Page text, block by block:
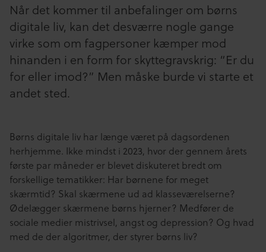
Når det kommer til anbefalinger om børns
digitale liv, kan det desværre nogle gange
virke som om fagpersoner kæmper mod
hinanden i en form for skyttegravskrig: “Er du
for eller imod?” Men måske burde vi starte et
andet sted.
Børns digitale liv har længe været på dagsordenen
herhjemme. Ikke mindst i 2023, hvor der gennem årets
første par måneder er blevet diskuteret bredt om
forskellige tematikker: Har børnene for meget
skærmtid? Skal skærmene ud ad klasseværelserne?
Ødelægger skærmene børns hjerner? Medfører de
sociale medier mistrivsel, angst og depression? Og hvad
med de der algoritmer, der styrer børns liv?